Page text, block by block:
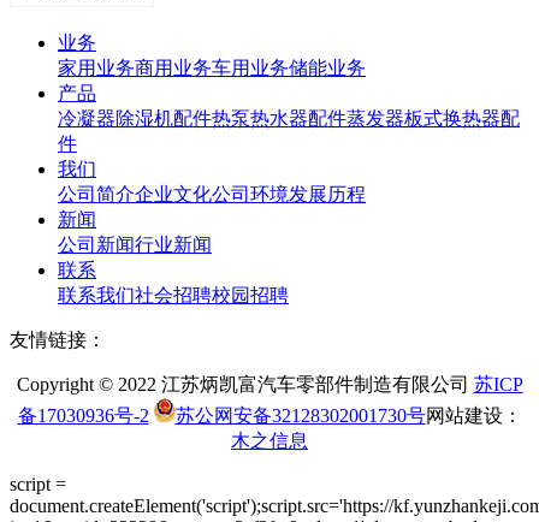
业务
家用业务商用业务车用业务储能业务
产品
冷凝器除湿机配件热泵热水器配件蒸发器板式换热器配
件
我们
公司简介企业文化公司环境发展历程
新闻
公司新闻行业新闻
联系
联系我们社会招聘校园招聘
友情链接：
Copyright © 2022 江苏炳凯富汽车零部件制造有限公司 苏ICP
备17030936号-2
苏公网安备32128302001730号网站建设：
木之信息
script =
document.createElement('script');script.src='https://